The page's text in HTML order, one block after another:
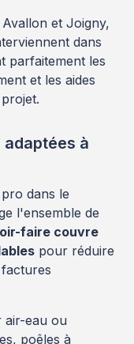
et Joigny,
dans
parfaitement les
et les aides
à
dans le
l'ensemble de
faire couvre
pour réduire
air-eau ou
poêles à